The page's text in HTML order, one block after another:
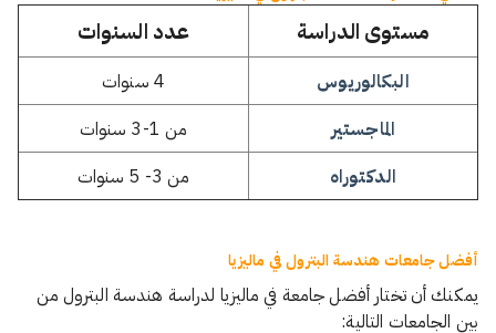
مستوى الدراسة عدد السنوات
البكالوريوس 4 سنوات
الماجستير من 1-3 سنوات
الدكتوراه من 3- 5 سنوات
أفضل جامعات هندسة البترول في ماليزيا
يمكنك أن تختار أفضل جامعة في ماليزيا لدراسة هندسة البترول من
بين الجامعات التالية: